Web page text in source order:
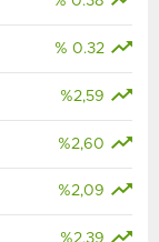
% 0.32
%2,59
%2,60
%2,09
%2,39